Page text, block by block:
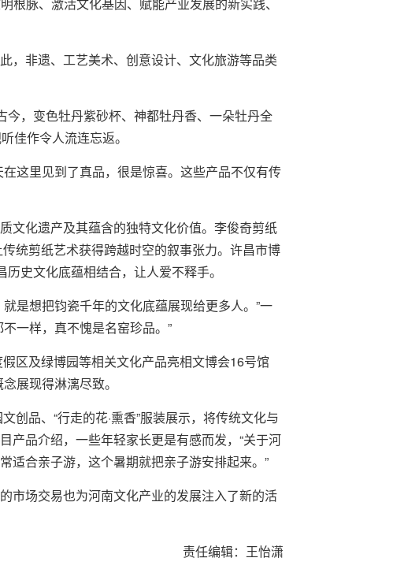
，非遗、工艺美术、创意设计、文化旅游等品类
今，变色牡丹紫砂杯、神都牡丹香、一朵牡丹全
佳作令人流连忘返。
这里见到了真品，很是惊喜。这些产品不仅有传
文化遗产及其蕴含的独特文化价值。李俊奇剪纸
统剪纸艺术获得跨越时空的叙事张力。许昌市博
史文化底蕴相结合，让人爱不释手。
是想把钧瓷千年的文化底蕴展现给更多人。”一
一样，真不愧是名窑珍品。”
区及绿博园等相关文化产品亮相文博会16号馆
展现得淋漓尽致。
创品、“行走的花·熏香”服装展示，将传统文化与
产品介绍，一些年轻家长更是有感而发，“关于河
适合亲子游，这个暑期就把亲子游安排起来。”
市场交易也为河南文化产业的发展注入了新的活
责任编辑：王怡潇